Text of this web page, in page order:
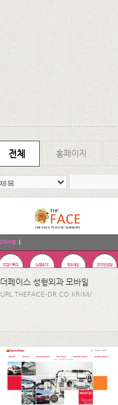
전체 홈페이지
더페이스 성형외과 모바일
URL.THEFACE-DR.CO.KR/M/